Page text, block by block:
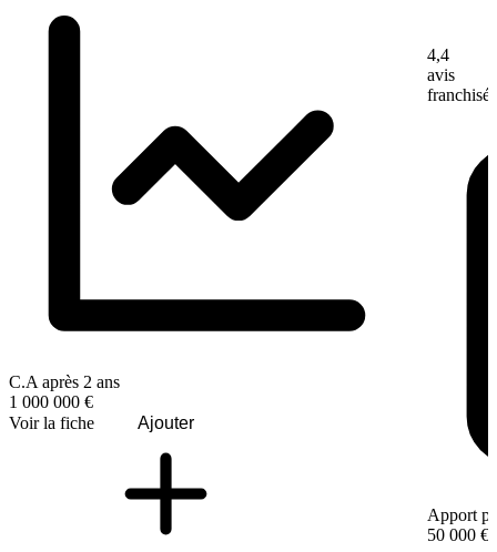
C.A après 2 ans
1 000 000 €
Voir la fiche
Ajouter
4,4
avis
franchisé
Apport
50 000 €